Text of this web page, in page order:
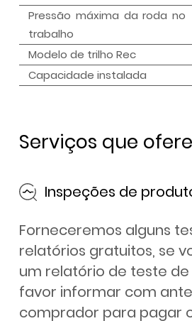
Pressão máxima da roda no
trabalho
Modelo de trilho Rec
Capacidade instalada
Serviços que
Inspeções de
Forneceremos alguns
relatórios gratuitos, se
um relatório de teste
favor informar com
comprador para pagar